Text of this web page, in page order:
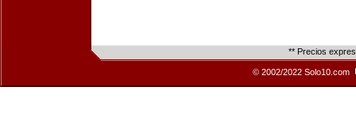
** Precios
© 2002/2022 Solo10.com